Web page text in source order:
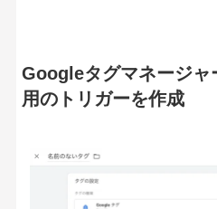
Googleタグマネージャ
用のトリガーを作成